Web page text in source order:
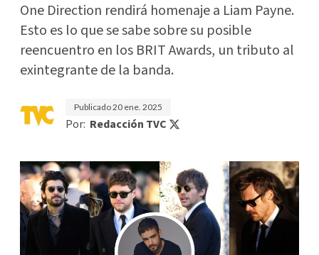
One Direction rendirá homenaje a Liam Payne.
Esto es lo que se sabe sobre su posible
reencuentro en los BRIT Awards, un tributo al
exintegrante de la banda.
Publicado20 ene. 2025
Por: Redacción TVC